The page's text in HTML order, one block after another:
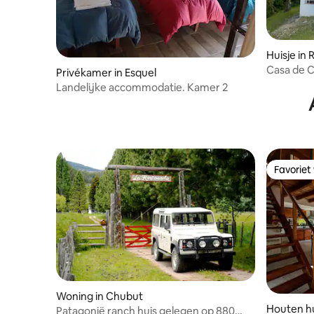
Privékamer in Esquel
Landelijke accommodatie. Kamer 2
Huisje in
Casa de
Woning in Chubut
Patagonië ranch huis gelegen op 880
Houten